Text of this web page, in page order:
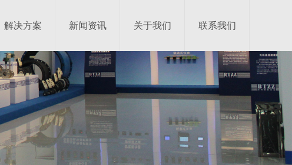
解决方案 新闻资讯 关于我们 联系我们